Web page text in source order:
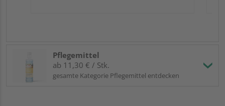
Pflegemittel
ab 11,30 € / Stk.
gesamte Kategorie Pflegemittel entdecken